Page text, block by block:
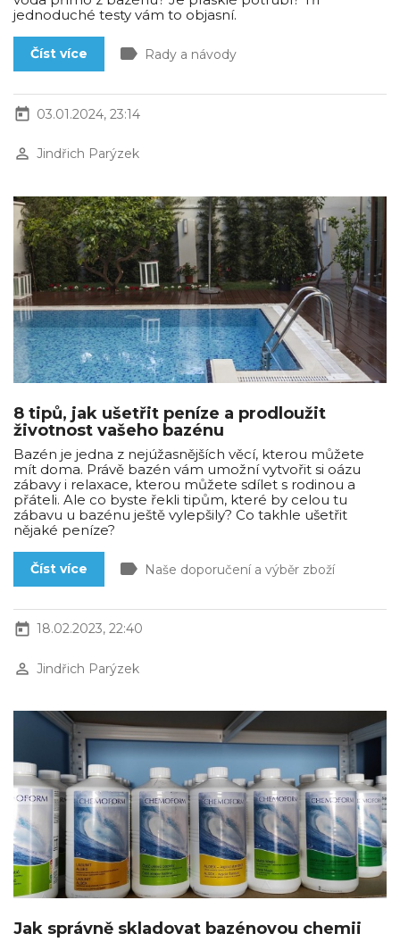
jednoduché testy vám to objasní.
Číst více label Rady a návody
today 03.01.2024, 23:14
perm_identity Jindřich Parýzek
8 tipů, jak ušetřit peníze a prodloužit
životnost vašeho bazénu
Bazén je jedna z nejúžasnějších věcí, kterou můžete
mít doma. Právě bazén vám umožní vytvořit si oázu
zábavy i relaxace, kterou můžete sdílet s rodinou a
přáteli. Ale co byste řekli tipům, které by celou tu
zábavu u bazénu ještě vylepšily? Co takhle ušetřit
nějaké peníze?
Číst více label Naše doporučení a výběr zboží
today 18.02.2023, 22:40
perm_identity Jindřich Parýzek
Jak správně skladovat bazénovou chemii